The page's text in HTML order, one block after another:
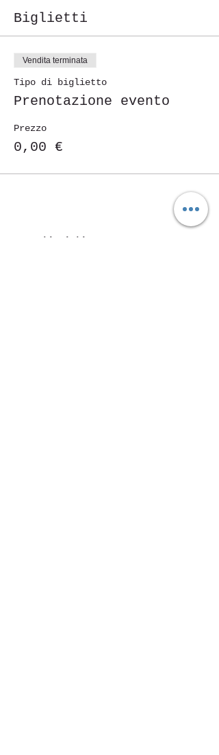
Biglietti
Vendita terminata
Tipo di biglietto
Prenotazione evento
Prezzo
0,00 €